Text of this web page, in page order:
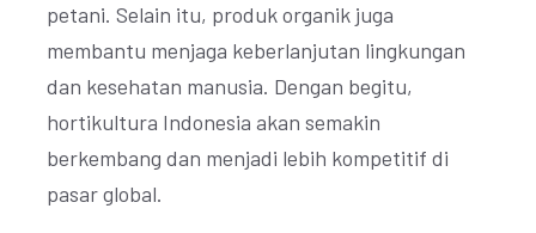
petani. Selain itu, produk organik juga
membantu menjaga keberlanjutan lingkungan
dan kesehatan manusia. Dengan begitu,
hortikultura Indonesia akan semakin
berkembang dan menjadi lebih kompetitif di
pasar global.